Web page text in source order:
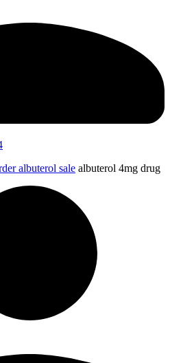
albuterol sale albuterol 4mg drug